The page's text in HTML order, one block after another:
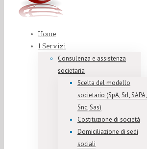
Home
I Servizi
Consulenza e assistenza
societaria
Scelta del modello
societario (SpA, Srl, SAPA,
Snc, Sas)
Costituzione di società
Domiciliazione di sedi
sociali